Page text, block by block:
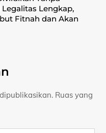
Legalitas Lengkap,
Fitnah dan Akan
Ruas yang